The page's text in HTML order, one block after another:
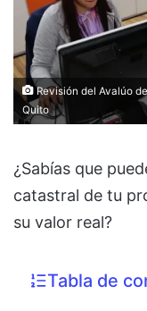
Revisión del Avalúo
Quito
¿Sabías que
catastral de tu
su valor real?
Tabla de